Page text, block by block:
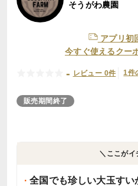
そうがわ農園
アプリ初
今すぐ使えるクー
- レビュー 0件 1件
販売期間終了
＼ここがイ
全国でも珍しい大玉すい